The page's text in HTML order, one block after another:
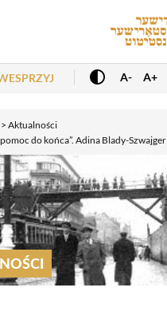
Menu A- A+
Aktualności
pomoc do końca”. Adina Blady-Szwajger